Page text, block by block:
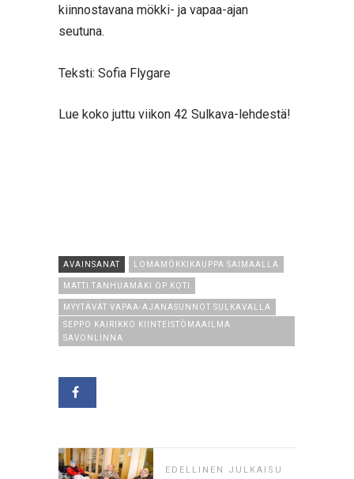
kiinnostavana mökki- ja vapaa-ajan
seutuna.
Teksti: Sofia Flygare
Lue koko juttu viikon 42 Sulkava-lehdestä!
AVAINSANAT LOMAMÖKKIKAUPPA SAIMAALLA
MATTI TANHUAMÄKI OP KOTI
MYYTÄVÄT VAPAA-AJANASUNNOT SULKAVALLA
SEPPO KAIRIKKO KIINTEISTÖMAAILMA
SAVONLINNA
EDELLINEN JULKAISU